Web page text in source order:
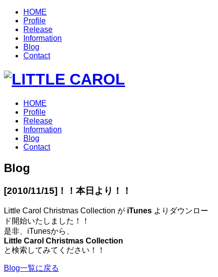
HOME
Profile
Release
Information
Blog
Contact
HOME
Profile
Release
Information
Blog
Contact
Blog
[2010/11/15] ！！本日より！！
Little Carol Christmas Collection が iTunes よりダウンロー
ド開始いたしました！！
是非、iTunesから、
Little Carol Christmas Collection
と検索してみてください！！
Blog一覧に戻る